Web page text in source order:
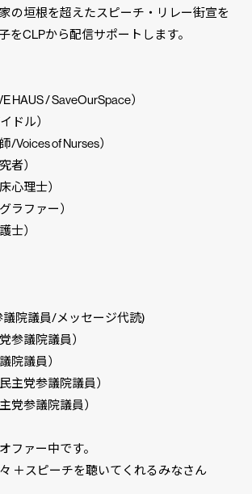
の垣根を超えたスピーチ・リレー街宣を
をCLPから配信サポートします。
HAUS / SaveOurSpace）
ドル）
/Voices of Nurses）
者）
心理士）
ラファー）
士）
院議員/メッセージ代読)
参議院議員）
院議員）
主党参議院議員）
党参議院議員）
ファー中です。
＋スピーチを聴いてくれるみなさん